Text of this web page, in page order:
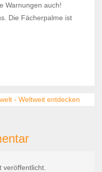
Warnungen auch!
Die Fächerpalme ist
- Weltweit entdecken
veröffentlicht.